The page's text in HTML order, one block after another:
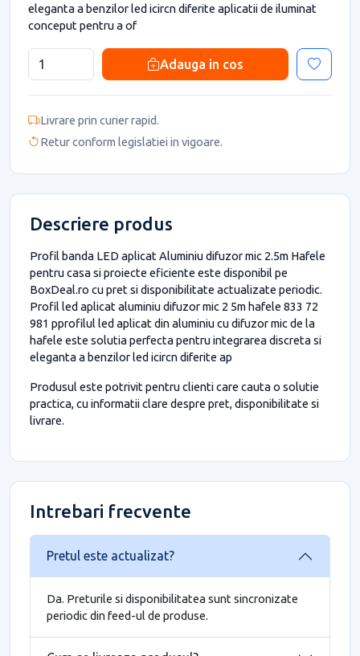
eleganta a benzilor led icircn diferite aplicatii de iluminat
conceput pentru a of
Adauga in cos
Livrare prin curier rapid.
Retur conform legislatiei in vigoare.
Descriere produs
Profil banda LED aplicat Aluminiu difuzor mic 2.5m Hafele
pentru casa si proiecte eficiente este disponibil pe
BoxDeal.ro cu pret si disponibilitate actualizate periodic.
Profil led aplicat aluminiu difuzor mic 2 5m hafele 833 72
981 pprofilul led aplicat din aluminiu cu difuzor mic de la
hafele este solutia perfecta pentru integrarea discreta si
eleganta a benzilor led icircn diferite ap
Produsul este potrivit pentru clienti care cauta o solutie
practica, cu informatii clare despre pret, disponibilitate si
livrare.
Intrebari frecvente
Pretul este actualizat?
Da. Preturile si disponibilitatea sunt sincronizate
periodic din feed-ul de produse.